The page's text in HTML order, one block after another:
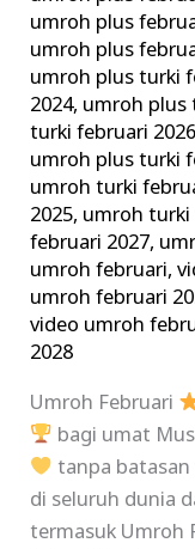
umroh plus
umroh plus
umroh plus turki
2024, umroh plus
turki februari
umroh plus turki
umroh turki
2025, umroh turki
februari 2027,
umroh februari,
umroh februari
video umroh
2028
Umroh Februari
bagi umat
tanpa
di seluruh dunia
termasuk Umroh